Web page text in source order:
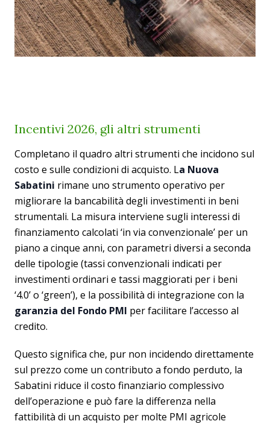
Incentivi 2026, gli altri strumenti
Completano il quadro altri strumenti che incidono sul
costo e sulle condizioni di acquisto. La Nuova
Sabatini rimane uno strumento operativo per
migliorare la bancabilità degli investimenti in beni
strumentali. La misura interviene sugli interessi di
finanziamento calcolati ‘in via convenzionale’ per un
piano a cinque anni, con parametri diversi a seconda
delle tipologie (tassi convenzionali indicati per
investimenti ordinari e tassi maggiorati per i beni
‘4.0’ o ‘green’), e la possibilità di integrazione con la
garanzia del Fondo PMI per facilitare l’accesso al
credito.
Questo significa che, pur non incidendo direttamente
sul prezzo come un contributo a fondo perduto, la
Sabatini riduce il costo finanziario complessivo
dell’operazione e può fare la differenza nella
fattibilità di un acquisto per molte PMI agricole